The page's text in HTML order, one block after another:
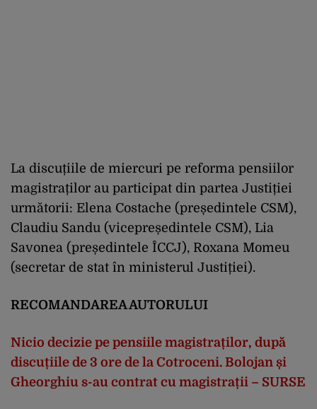
La discuțiile de miercuri pe reforma pensiilor
magistraților au participat din partea Justiției
următorii: Elena Costache (președintele CSM),
Claudiu Sandu (vicepreședintele CSM), Lia
Savonea (președintele ÎCCJ), Roxana Momeu
(secretar de stat în ministerul Justiției).
RECOMANDAREA AUTORULUI
Nicio decizie pe pensiile magistraților, după
discuțiile de 3 ore de la Cotroceni. Bolojan și
Gheorghiu s-au contrat cu magistrații – SURSE